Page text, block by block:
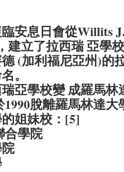
安息日會從Willits
建立了拉西瑞 亞學
(加利福尼亞州)的
。
亞學校變 成羅馬
脫離羅馬林達大
姐妹校：[5]
合學院